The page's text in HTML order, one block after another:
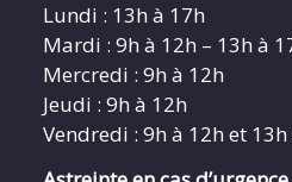
Lundi : 13h à 17h
Mardi : 9h à 12h – 13h à
Mercredi : 9h à 12h
Jeudi : 9h à 12h
Vendredi : 9h à 12h et 13h